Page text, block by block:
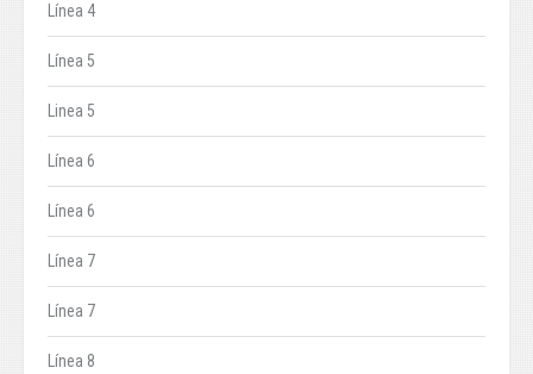
Línea 4
Línea 5
Linea 5
Línea 6
Línea 6
Línea 7
Línea 7
Línea 8